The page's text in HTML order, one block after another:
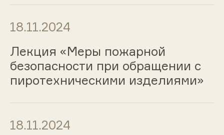
18.11.2024
Лекция «Меры пожарной
безопасности при обращении с
пиротехническими изделиями»
18.11.2024